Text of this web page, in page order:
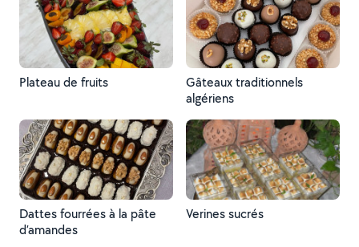
Plateau de fruits
Gâteaux traditionnels
algériens
Dattes fourrées à la pâte
d’amandes
Verines sucrés